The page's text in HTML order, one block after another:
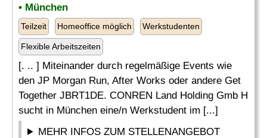
• München
Teilzeit Homeoffice möglich Werkstudenten
Flexible Arbeitszeiten
[. .. ] Miteinander durch regelmäßige Events wie
den JP Morgan Run, After Works oder andere Get
Together JBRT1DE. CONREN Land Holding Gmb H
sucht in München eine/n Werkstudent im [...]
MEHR INFOS ZUM STELLENANGEBOT